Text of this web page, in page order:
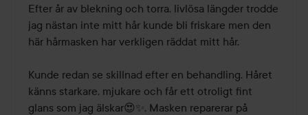
av
5
Efter år av blekning och torra, livlösa längder trodde
jag nästan inte mitt hår kunde bli friskare men den
här hårmasken har verkligen räddat mitt hår.
Kunde redan se skillnad efter en behandling. Håret
känns starkare, mjukare och får ett otroligt fint
glans som jag älskar😍✨. Masken reparerar på